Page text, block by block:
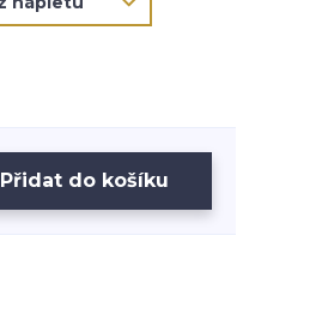
Přidat do košíku